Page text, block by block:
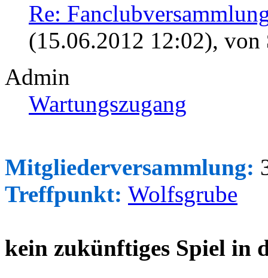
Re:
(15.06.2012 12:02), von
Admin
Wartungszugang
Mitgliederversammlung:
Treffpunkt: Wolfsgrube
kein zukünftiges Spiel in